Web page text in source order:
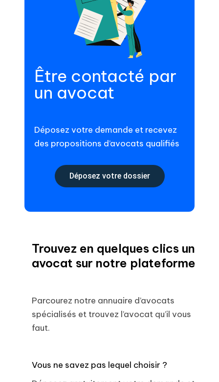
Être contacté par
un avocat
Déposez votre demande et recevez
des propositions d’avocats qualifiés
Déposez votre dossier
Trouvez en quelques clics un
avocat sur notre plateforme
Parcourez notre annuaire d’avocats
spécialisés et trouvez l’avocat qu’il vous
faut.
Vous ne savez pas lequel choisir ?